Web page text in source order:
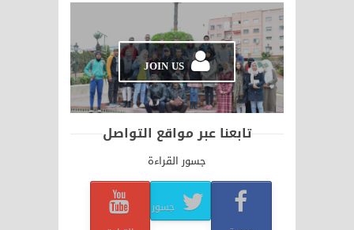
JOIN US
تابعنا عبر مواقع التواصل
جسور القراءة
جسور